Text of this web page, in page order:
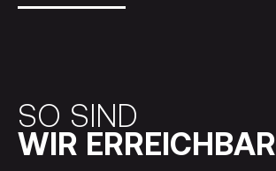
SO SIND
WIR ERREICHBAR